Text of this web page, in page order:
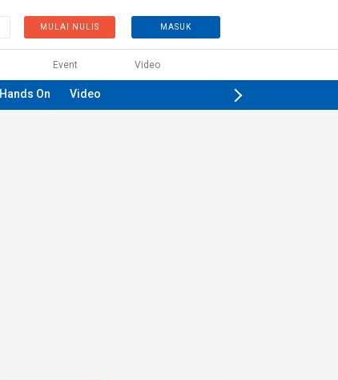
MULAI NULIS MASUK
Event Video
Hands On Video